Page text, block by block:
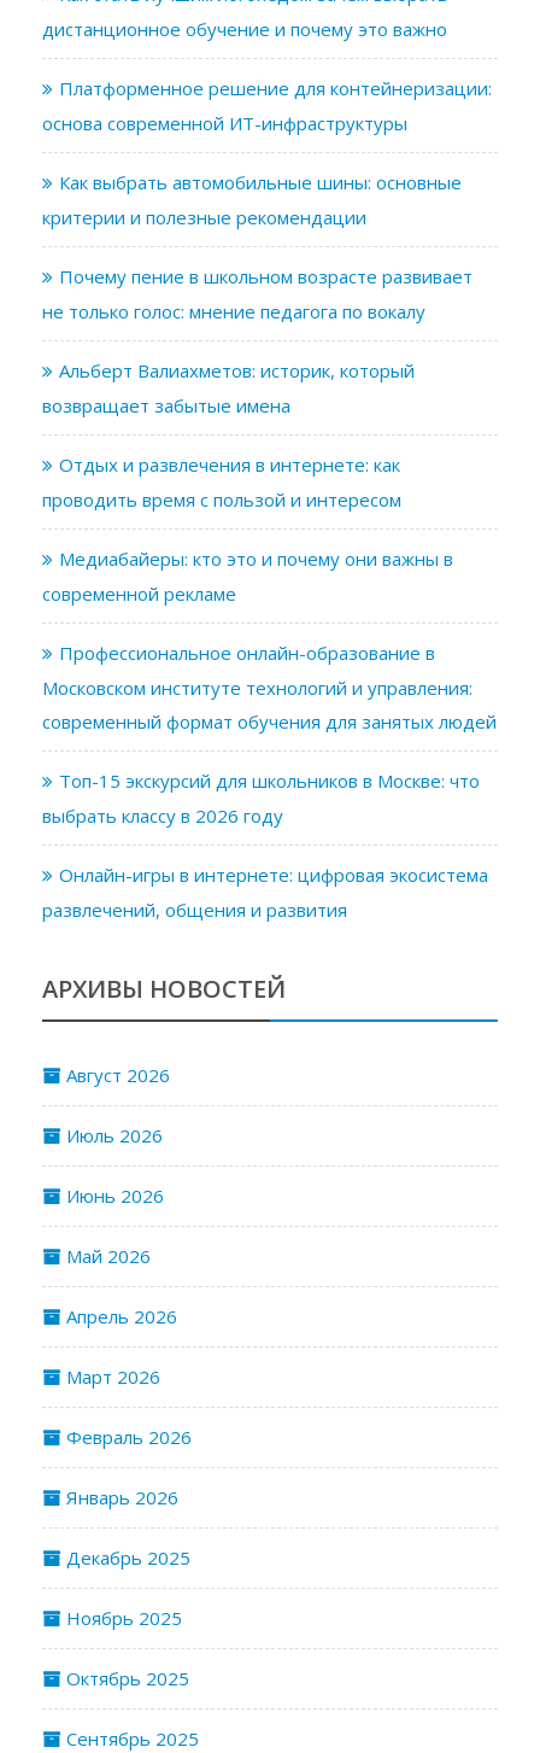
дистанционное обучение и почему это важно
Платформенное решение для контейнеризации:
основа современной ИТ-инфраструктуры
Как выбрать автомобильные шины: основные
критерии и полезные рекомендации
Почему пение в школьном возрасте развивает
не только голос: мнение педагога по вокалу
Альберт Валиахметов: историк, который
возвращает забытые имена
Отдых и развлечения в интернете: как
проводить время с пользой и интересом
Медиабайеры: кто это и почему они важны в
современной рекламе
Профессиональное онлайн-образование в
Московском институте технологий и управления:
современный формат обучения для занятых людей
Топ-15 экскурсий для школьников в Москве: что
выбрать классу в 2026 году
Онлайн-игры в интернете: цифровая экосистема
развлечений, общения и развития
АРХИВЫ НОВОСТЕЙ
Август 2026
Июль 2026
Июнь 2026
Май 2026
Апрель 2026
Март 2026
Февраль 2026
Январь 2026
Декабрь 2025
Ноябрь 2025
Октябрь 2025
Сентябрь 2025